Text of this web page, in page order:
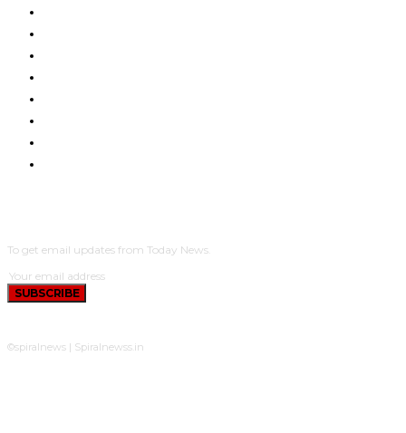
To get email updates from Today News.
SUBSCRIBE
©spiralnews | Spiralnewss.in